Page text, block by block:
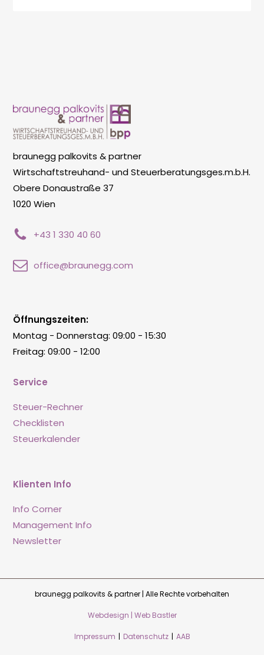
braunegg palkovits & partner
Wirtschaftstreuhand- und Steuerberatungsges.m.b.H.
Obere Donaustraße 37
1020 Wien
+43 1 330 40 60
office@braunegg.com
Service
Steuer-Rechner
Checklisten
Steuerkalender
Klienten Info
Info Corner
Management Info
Newsletter
Öffnungszeiten:
Montag - Donnerstag: 09:00 - 15:30
Freitag: 09:00 - 12:00
braunegg palkovits & partner | Alle Rechte vorbehalten
Webdesign | Web Bastler
Impressum | Datenschutz | AAB